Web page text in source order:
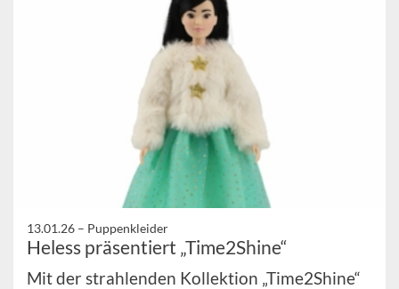
13.01.26 – Puppenkleider
Heless präsentiert „Time2Shine“
Mit der strahlenden Kollektion „Time2Shine“